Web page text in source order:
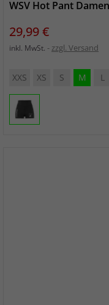
WSV Hot Pant Damen
Preis
29,99 €
inkl. MwSt. zzgl. Versand
XXS XS S M L